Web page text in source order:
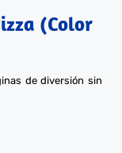
(Color
de diversión sin